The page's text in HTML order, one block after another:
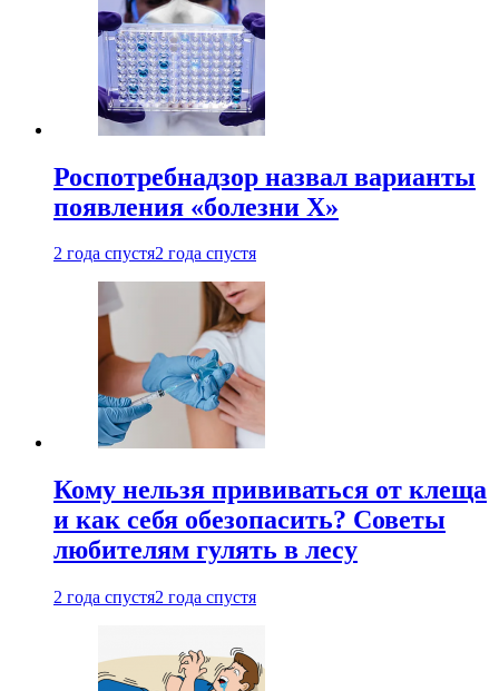
Роспотребнадзор назвал варианты
появления «болезни Х»
2 года спустя2 года спустя
Кому нельзя прививаться от клеща
и как себя обезопасить? Советы
любителям гулять в лесу
2 года спустя2 года спустя